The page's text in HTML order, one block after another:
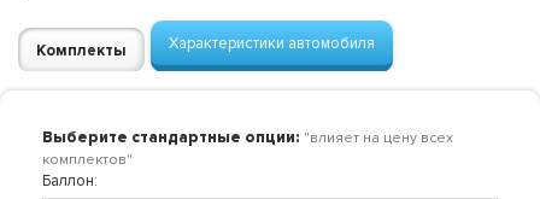
Комплекты Характеристики автомобиля
Выберите стандартные опции: "влияет на цену всех
комплектов"
Баллон: